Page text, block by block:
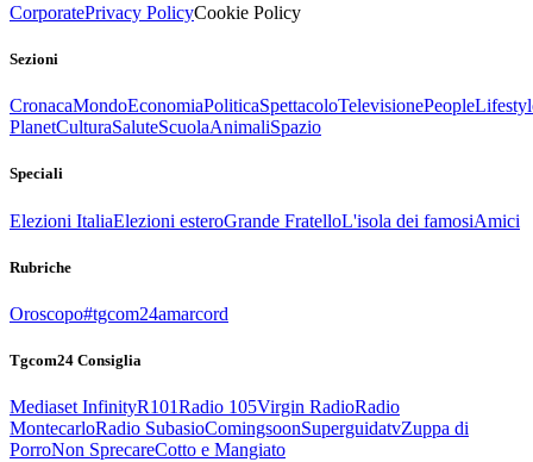
CorporatePrivacy PolicyCookie Policy
Sezioni
CronacaMondoEconomiaPoliticaSpettacoloTelevisionePeople
PlanetCulturaSaluteScuolaAnimaliSpazio
Speciali
Elezioni ItaliaElezioni esteroGrande FratelloL'isola dei famosiAmici
Rubriche
Oroscopo#tgcom24amarcord
Tgcom24 Consiglia
Mediaset InfinityR101Radio 105Virgin RadioRadio
MontecarloRadio SubasioComingsoonSuperguidatvZuppa di
PorroNon SprecareCotto e Mangiato